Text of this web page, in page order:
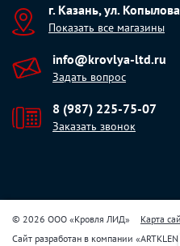
г. Казань, ул.
Показать все магазины
info@krovlya-ltd.ru
Задать вопрос
8 (987) 225-75-07
Заказать звонок
© 2026 ООО «Кровля ЛИД»
Карта
Сайт разработан в компании «ARTKLEN